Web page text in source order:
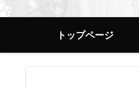
トップページ